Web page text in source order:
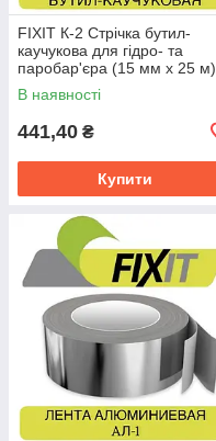
FIXIT К-2 Стрічка бутил-
каучукова для гідро- та
паробар'єра (15 мм х 25 м)
В наявності
441,40 ₴
Купити